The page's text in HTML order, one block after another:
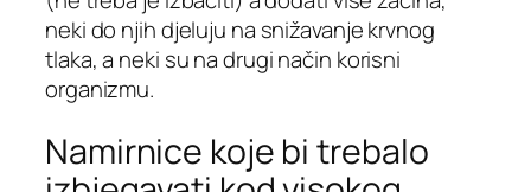
neki do njih djeluju na snižavanje krvnog
tlaka, a neki su na drugi način korisni
organizmu.
Namirnice koje bi trebalo